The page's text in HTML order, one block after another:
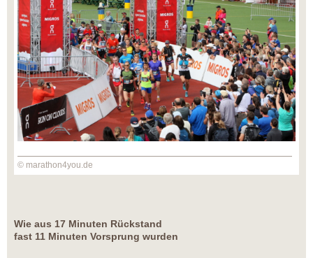
© marathon4you.de
Wie aus 17 Minuten Rückstand
fast 11 Minuten Vorsprung wurden